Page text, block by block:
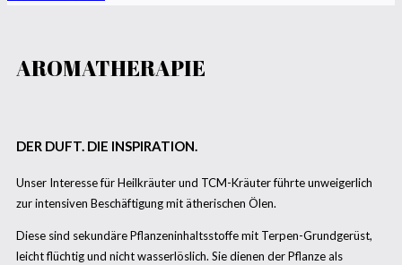
AROMATHERAPIE
DER DUFT. DIE INSPIRATION.
Unser Interesse für Heilkräuter und TCM-Kräuter führte unweigerlich
zur intensiven Beschäftigung mit ätherischen Ölen.
Diese sind sekundäre Pflanzeninhaltsstoffe mit Terpen-Grundgerüst,
leicht flüchtig und nicht wasserlöslich. Sie dienen der Pflanze als